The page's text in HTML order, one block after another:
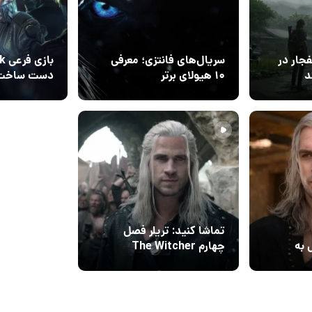
در
سریال‌های فانتزی؛ معرفی
۱۰ هیولای برتر
دست ساخت
به
تماشا کنید: تریلر فصل
چهارم The Witcher